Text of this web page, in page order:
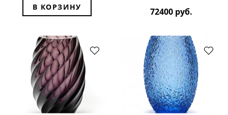
В КОРЗИНУ 72400 руб.